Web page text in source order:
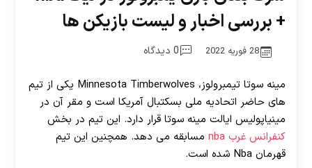
+ بررسی اخبار و لیست بازیکن ها
28 فوریه 2022 0 دیدگاه
مینه‌ سوتا تیمبرولوز، Minnesota Timberwolves یکی از تیم‌
های حاضر اتحادیه ملی بسکتبال آمریکا است و مقر آن در
مینیاپولیس ایالت مینه‌ سوتا قرار دارد. این تیم در بخش
کنفرانس غرب nba
مسابقه می‌ دهد. همچنین این تیم
قهرمان Nba شده است.